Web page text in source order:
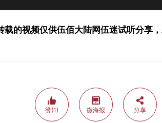
载的视频仅供伍佰大陆网伍迷试听分享
赞(1) 微海报 分享